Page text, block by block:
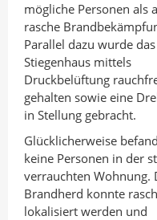
mögliche Personen als
rasche
Parallel dazu wurde das
Stiegenhaus mittels
Druckbelüftung
gehalten sowie eine
in Stellung gebracht.
Glücklicherweise
keine Personen in der
verrauchten Wohnung.
Brandherd konnte rasch
lokalisiert werden und